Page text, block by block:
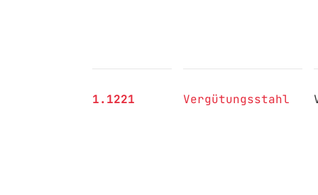
1.1221 Vergütungsstahl